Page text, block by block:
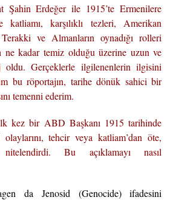
Şahin Erdeğer ile 1915’te Ermenilere
katliamı, karşılıklı tezleri, Amerikan
ve Almanların oynadığı rolleri
ne kadar temiz olduğu üzerine uzun ve
Gerçeklerle ilgilenenlerin ilgisini
bu röportajın, tarihe dönük sahici bir
temenni ederim.
kez bir ABD Başkanı 1915 tarihinde
tehcir veya katliam’dan öte,
nitelendirdi. Bu açıklamayı nasıl
da Jenosid (Genocide) ifadesini